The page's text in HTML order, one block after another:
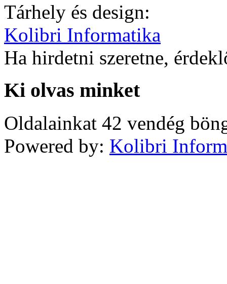
Tárhely és design:
Kolibri Informatika
Ha hirdetni szeretne,
Ki olvas minket
Oldalainkat 42 vendég
Powered by: Kolibri